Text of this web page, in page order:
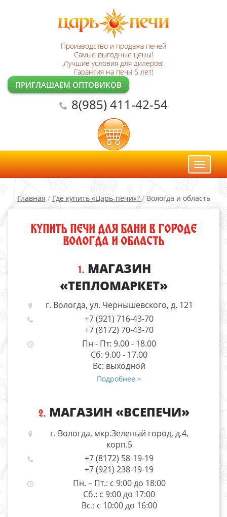
Производство и продажа печей
Самые выгодные цены!
Лучшие условия для дилеров!
Гарантия на печи 5 лет!
ПРИГЛАШАЕМ ОПТОВИКОВ
8(985) 411-42-54
Toggle
Главная / Где купить «Царь-печи»? / Вологда и область
КУПИТЬ ПЕЧИ ДЛЯ БАНИ В ГОРОДЕ
ВОЛОГДА И ОБЛАСТЬ
1. МАГАЗИН
«ТЕПЛОМАРКЕТ»
г. Вологда, ул. Чернышевского, д. 121
+7 (921) 716-43-70
+7 (8172) 70-43-70
Пн - Пт: 9.00 - 18.00
Сб: 9.00 - 17.00
Вс: выходной
Подробнее >
2. МАГАЗИН «ВСЕПЕЧИ»
г. Вологда, мкр.Зеленый город, д.4,
корп.5
+7 (8172) 58-19-19
+7 (921) 238-19-19
Пн. – Пт.: с 9:00 до 18:00
Сб.: с 9:00 до 17:00
Вс.: с 10:00 до 16:00